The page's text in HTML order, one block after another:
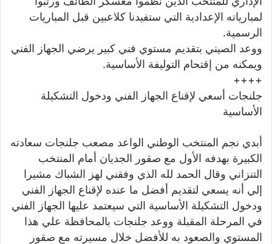
لمبارياته الإعدادية التي ستفيدنا كلاعبين قبل المباريات
الرسمية.
ووعد الصيني بتقديم مستوي فني كبير يرضي الجهاز الفني
ويمكنه من إقتحام التوليفة الأساسية.
++++
جلنجات أسعي لإقناع الجهاز الفني ودخول التشكيلة
الأساسية
أبدي نجم المنتخب الوطني الواعد مصعب جلنجات سعادته
الكبيرة بهدفه الأول مع صقور الجديان أمام المنتخب
التنزاني وقال الحمد لله الذي وفقني لهز الشباك مشيرا
إلي أنه يسعي لتقديم أفضل ما عنده لإقناع الجهاز الفني
ودخول التشكيلة الأساسية التي سيعتمد عليها الجهاز الفني
في المرحلة المقبلة ووعد جلنجات بالمحافظة علي هذا
المستوي والصعود به للأفضل خلال مسيرته مع صقور